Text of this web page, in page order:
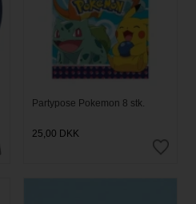
Partypose Pokemon 8 stk.
25,00 DKK